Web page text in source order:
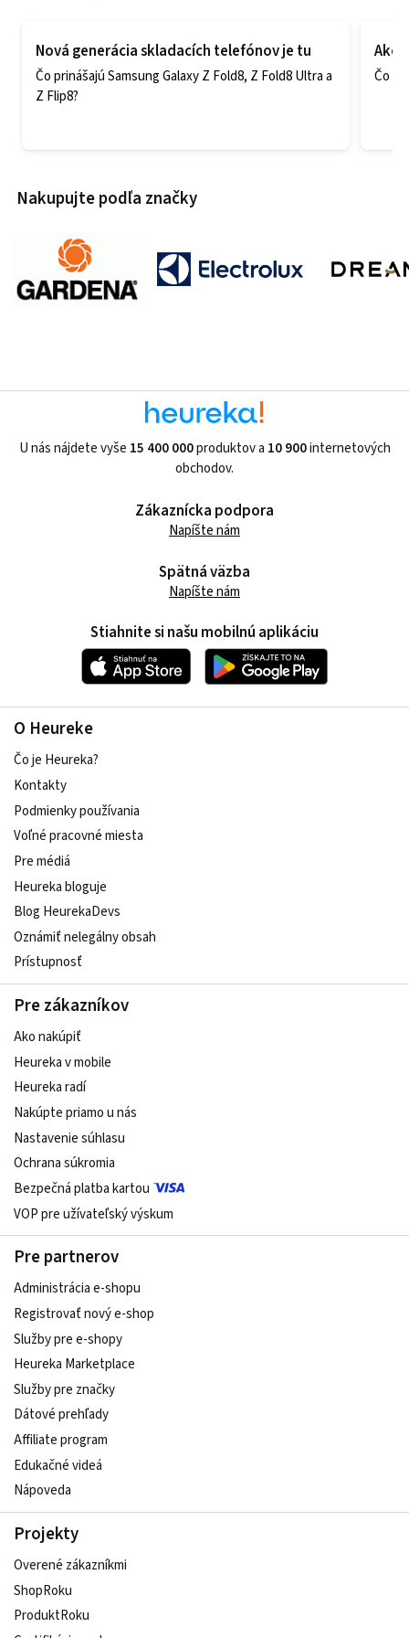
Nová generácia skladacích telefónov je tu
Čo prinášajú Samsung Galaxy Z Fold8, Z Fold8 Ultra a
Z Flip8?
Ako
Čo
Nakupujte podľa značky
U nás nájdete vyše 15 400 000produktov a 10 900internetových
obchodov.
O Heureke
Čo je Heureka?
Kontakty
Podmienky používania
Voľné pracovné miesta
Pre médiá
Heureka bloguje
Blog HeurekaDevs
Oznámiť nelegálny obsah
Prístupnosť
Pre zákazníkov
Ako nakúpiť
Heureka v mobile
Heureka radí
Nakúpte priamo u nás
Nastavenie súhlasu
Ochrana súkromia
Bezpečná platba kartou
VOP pre užívateľský výskum
Pre partnerov
Administrácia e-shopu
Registrovať nový e-shop
Služby pre e‑shopy
Heureka Marketplace
Služby pre značky
Dátové prehľady
Affiliate program
Edukačné videá
Nápoveda
Projekty
Overené zákazníkmi
ShopRoku
ProduktRoku
Zákaznícka podpora
Napíšte nám
Spätná väzba
Napíšte nám
Stiahnite si našu mobilnú aplikáciu